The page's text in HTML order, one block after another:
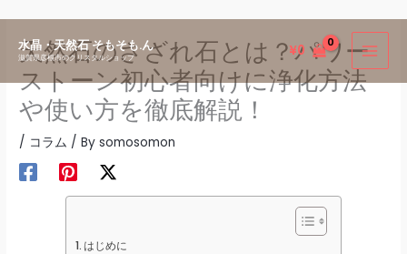
水晶・天然石 そもそも.ん
滋賀県彦根市のクリスタルショップ ¥0
天然石のさざれ石とは？パワー
ストーン初心者向けに浄化方法
や使い方を徹底解説！
/ コラム / Bysomosomon
はじめに